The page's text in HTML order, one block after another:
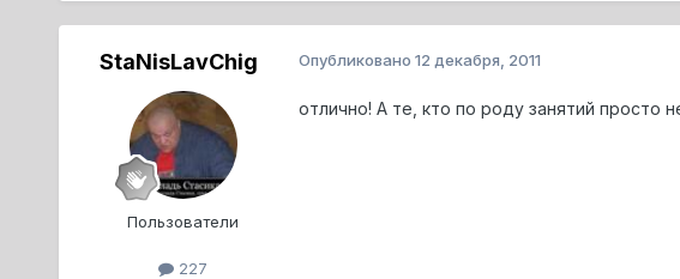
StaNisLavChig
Пользователи
227
Опубликовано 12 декабря, 2011
отлично! А те, кто по роду занятий просто